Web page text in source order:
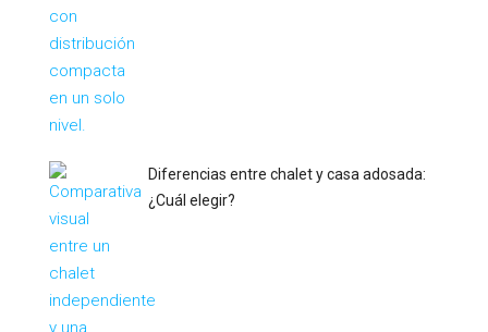
Diferencias entre chalet y casa adosada:
¿Cuál elegir?